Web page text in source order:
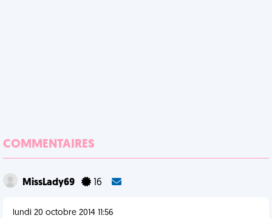
COMMENTAIRES
MissLady69 16
lundi 20 octobre 2014 11:56